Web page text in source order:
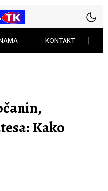
KONTAKT
Kako